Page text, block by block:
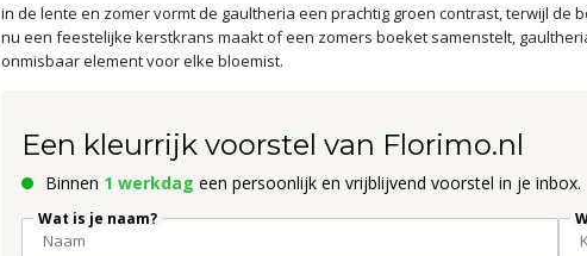
in de lente en zomer vormt de gaultheria een prachtig groen contrast, terwijl
nu een feestelijke kerstkrans maakt of een zomers boeket samenstelt,
onmisbaar element voor elke bloemist.
Een kleurrijk voorstel van Florimo.nl
Binnen 1 werkdag een persoonlijk en vrijblijvend voorstel in je inbox.
Wat is je naam?